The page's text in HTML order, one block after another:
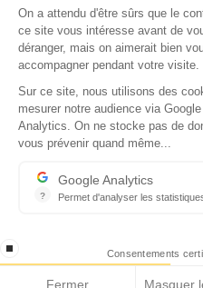
Copyright © 2026 - Tous
Qui sommes-nous ?
Contact
Mentions légales
On a attendu d'être sûrs que le
ce site vous intéresse avant de
déranger, mais on aimerait bien
accompagner pendant votre visite.
Sur ce site, nous utilisons des
mesurer notre audience via Google
Analytics. On ne stocke pas de
vous prévenir quand même...
?
Google Analytics
Permet d'analyser les
stop loading Consentements
Fermer Masquer